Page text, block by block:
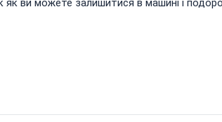
ви можете залишитися в машині і